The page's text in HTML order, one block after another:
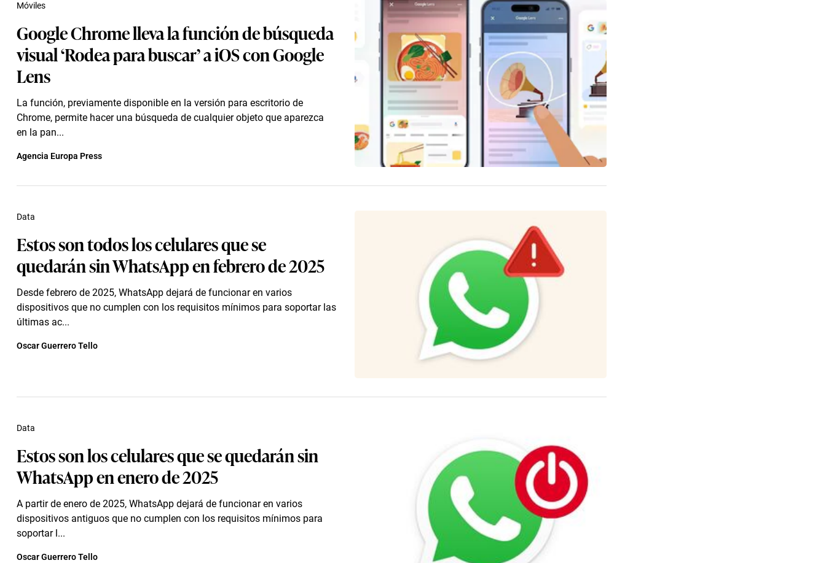
Google Chrome lleva la función de búsqueda
visual ‘Rodea para buscar’ a iOS con Google
Lens
La función, previamente disponible en la versión para escritorio de
Chrome, permite hacer una búsqueda de cualquier objeto que aparezca
en la pan...
Móviles
Agencia Europa Press
Estos son todos los celulares que se
quedarán sin WhatsApp en febrero de 2025
Desde febrero de 2025, WhatsApp dejará de funcionar en varios
dispositivos que no cumplen con los requisitos mínimos para soportar las
últimas ac...
Data
Oscar Guerrero Tello
Estos son los celulares que se quedarán sin
WhatsApp en enero de 2025
A partir de enero de 2025, WhatsApp dejará de funcionar en varios
dispositivos antiguos que no cumplen con los requisitos mínimos para
soportar l...
Data
Oscar Guerrero Tello